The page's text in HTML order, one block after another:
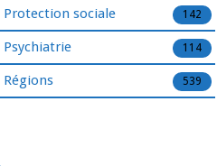
Protection sociale 142
Psychiatrie 114
Régions 539